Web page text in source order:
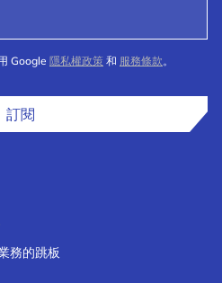
Google 隱私權政策 和 服務條款。
訂閱
務的跳板